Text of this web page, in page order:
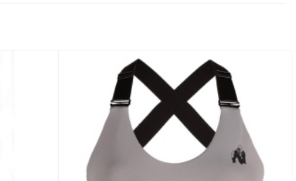
Добавить
Вишлист